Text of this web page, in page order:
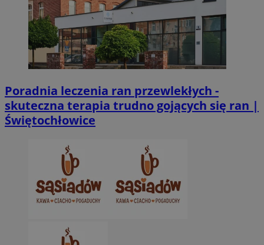
Poradnia leczenia ran przewlekłych -
skuteczna terapia trudno gojących się ran |
Świętochłowice